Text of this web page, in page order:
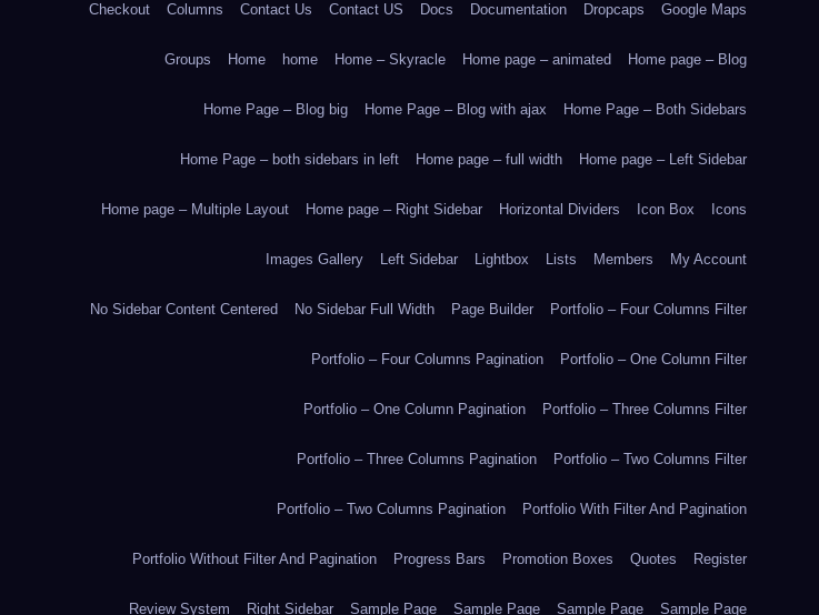
Checkout Columns Contact Us Contact US Docs Documentation Dropcaps Google Maps
Groups Home home Home – Skyracle Home page – animated Home page – Blog
Home Page – Blog big Home Page – Blog with ajax Home Page – Both Sidebars
Home Page – both sidebars in left Home page – full width Home page – Left Sidebar
Home page – Multiple Layout Home page – Right Sidebar Horizontal Dividers Icon Box Icons
Images Gallery Left Sidebar Lightbox Lists Members My Account
No Sidebar Content Centered No Sidebar Full Width Page Builder Portfolio – Four Columns Filter
Portfolio – Four Columns Pagination Portfolio – One Column Filter
Portfolio – One Column Pagination Portfolio – Three Columns Filter
Portfolio – Three Columns Pagination Portfolio – Two Columns Filter
Portfolio – Two Columns Pagination Portfolio With Filter And Pagination
Portfolio Without Filter And Pagination Progress Bars Promotion Boxes Quotes Register
Review System Right Sidebar Sample Page Sample Page Sample Page Sample Page